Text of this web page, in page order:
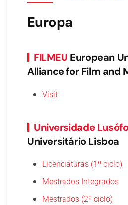
Europa
FILMEU European
Alliance for Film and
Visit
Universidade
Universitário Lisboa
Licenciaturas (1º ciclo)
Mestrados Integrados
Mestrados (2º ciclo)